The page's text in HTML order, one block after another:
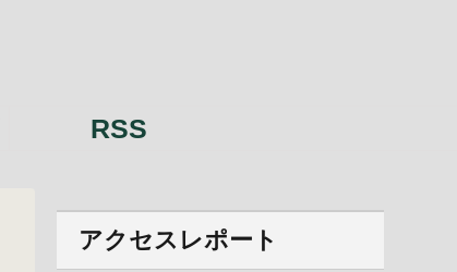
RSS
アクセスレポート